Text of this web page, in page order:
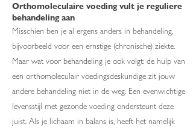
Orthomoleculaire voeding vult je reguliere
behandeling aan
Misschien ben je al ergens anders in behandeling,
bijvoorbeeld voor een ernstige (chronische) ziekte.
Maar wat voor behandeling je ook volgt: de hulp van
een orthomoleculair voedingsdeskundige zit jouw
andere behandeling niet in de weg. Een evenwichtige
levensstijl met gezonde voeding ondersteunt deze
juist. Als je lichaam in balans is, heeft het namelijk